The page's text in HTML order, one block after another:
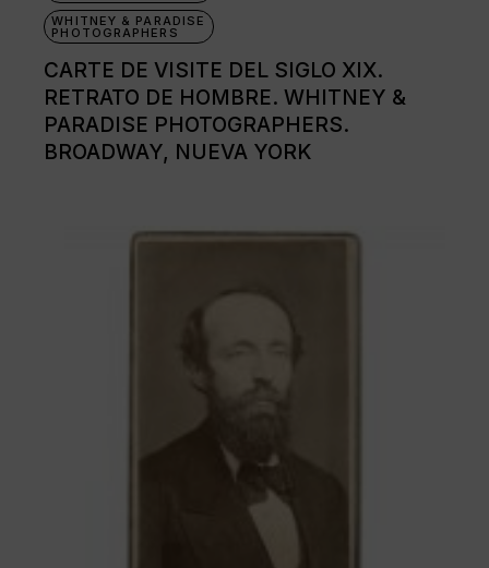
WHITNEY & PARADISE
PHOTOGRAPHERS
CARTE DE VISITE DEL SIGLO XIX.
RETRATO DE HOMBRE. WHITNEY &
PARADISE PHOTOGRAPHERS.
BROADWAY, NUEVA YORK